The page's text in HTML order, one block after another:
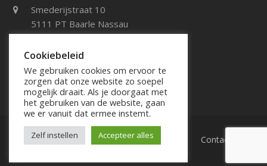
Smederijstraat 10
5111 PT Baarle Nassau
013 – 5076115
info@systeembouwspj.nl
Home Over SPJ Werkzaamheden
Contact
Cookiebeleid
We gebruiken cookies om ervoor te
zorgen dat onze website zo soepel
mogelijk draait. Als je doorgaat met
het gebruiken van de website, gaan
we er vanuit dat ermee instemt.
Zelf instellen Accepteer alles